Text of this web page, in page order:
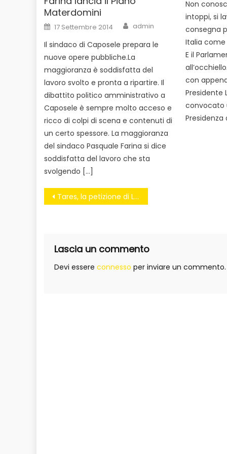
Materdomini
Posted
on
17 Settembre 2014 Author
admin
Il sindaco di Caposele prepara le
nuove opere pubbliche.La
maggioranza è soddisfatta del
lavoro svolto e pronta a ripartire. Il
dibattito politico amministrativo a
Caposele è sempre molto acceso e
ricco di colpi di scena e contenuti di
un certo spessore. La maggioranza
del sindaco Pasquale Farina si dice
soddisfatta del lavoro che sta
svolgendo […]
Non
intoppi, si
consegna
Italia
E il
con
Presidente
convocato
Navigazione
Tares, la petizione di Legambiente per cambiare la tassa sui rifiuti
Lascia un commento
Devi essere connesso per inviare un commento.